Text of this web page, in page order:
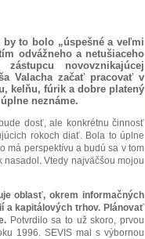
to bolo „úspešné a veľmi
odvážneho a netušiaceho
novovznikajúcej
Valacha začať pracovať v
kelňu, fúrik a dobre platený
neznáme.
dosť, ale konkrétnu činnosť
rokoch diať. Bola to úplne
má perspektívu a budú sa v tom
Vtedy najväčšou mojou
oblasť, okrem informačných
a kapitálových trhov. Plánovať
Potvrdilo sa to už skoro, prvou
1996. SEVIS mal s výbornou